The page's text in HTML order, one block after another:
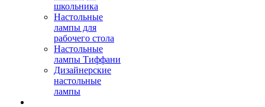
школьника
Настольные
лампы для
рабочего стола
Настольные
лампы Тиффани
Дизайнерские
настольные
лампы